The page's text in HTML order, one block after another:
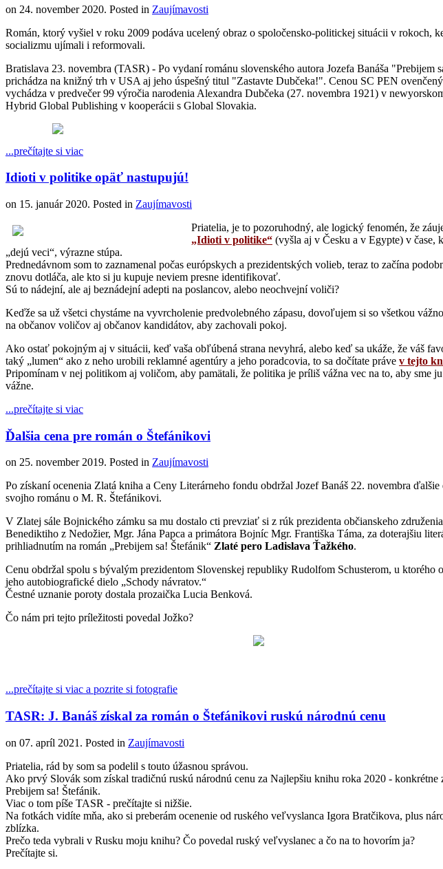
on 24. november 2020. Posted in Zaujímavosti
Román, ktorý vyšiel v roku 2009 podáva ucelený obraz o spoločensko-politickej situácii v rokoch,
socializmu ujímali i reformovali.
Bratislava 23. novembra (TASR) - Po vydaní románu slovenského autora Jozefa Banáša "Prebijem
prichádza na knižný trh v USA aj jeho úspešný titul "Zastavte Dubčeka!". Cenou SC PEN
vychádza v predvečer 99 výročia narodenia Alexandra Dubčeka (27. novembra 1921) v
Hybrid Global Publishing v kooperácii s Global Slovakia.
...prečítajte si viac
Idioti v politike opäť nastupujú!
on 15. január 2020. Posted in Zaujímavosti
Priatelia, je to pozoruhodný, ale logický fenomén, že
„Idioti v politike“ (vyšla aj v Česku a v Egypte) v čase,
„dejú veci“, výrazne stúpa.
Prednedávnom som to zaznamenal počas európskych a prezidentských volieb, teraz to začína
znovu dotláča, ale kto si ju kupuje neviem presne identifikovať.
Sú to nádejní, ale aj beznádejní adepti na poslancov, alebo neochvejní voliči?
Keďže sa už všetci chystáme na vyvrcholenie predvolebného zápasu, dovoľujem si so všetkou
na občanov voličov aj občanov kandidátov, aby zachovali pokoj.
Ako ostať pokojným aj v situácii, keď vaša obľúbená strana nevyhrá, alebo keď sa ukáže, že váš
taký „lumen“ ako z neho urobili reklamné agentúry a jeho poradcovia, to sa dočítate práve v tejto
Pripomínam v nej politikom aj voličom, aby pamätali, že politika je príliš vážna vec na to, aby sme
vážne.
...prečítajte si viac
Ďalšia cena pre román o Štefánikovi
on 25. november 2019. Posted in Zaujímavosti
Po získaní ocenenia Zlatá kniha a Ceny Literárneho fondu obdržal Jozef Banáš 22. novembra ďalšie
svojho románu o M. R. Štefánikovi.
V Zlatej sále Bojnického zámku sa mu dostalo cti prevziať si z rúk prezidenta občianskeho
Benediktiho z Nedožier, Mgr. Jána Papca a primátora Bojníc Mgr. Františka Táma, za doterajšiu
prihliadnutím na román „Prebijem sa! Štefánik“ Zlaté pero Ladislava Ťažkého.
Cenu obdržal spolu s bývalým prezidentom Slovenskej republiky Rudolfom Schusterom, u ktorého
jeho autobiografické dielo „Schody návratov.“
Čestné uznanie poroty dostala prozaička Lucia Benková.
Čo nám pri tejto príležitosti povedal Jožko?
...prečítajte si viac a pozrite si fotografie
TASR: J. Banáš získal za román o Štefánikovi ruskú národnú cenu
on 07. apríl 2021 . Posted in Zaujímavosti
Priatelia, rád by som sa podelil s touto úžasnou správou.
Ako prvý Slovák som získal tradičnú ruskú národnú cenu za ️Najlepšiu knihu roka 2020 - konkrétne
Prebijem sa! Štefánik.
Viac o tom píše TASR - prečítajte si nižšie.
Na fotkách vidíte mňa, ako si preberám ocenenie od ruského veľvyslanca Igora Bratčikova, plus
zblízka.
Prečo teda vybrali v Rusku moju knihu? Čo povedal ruský veľvyslanec a čo na to hovorím ja?
Prečítajte si.